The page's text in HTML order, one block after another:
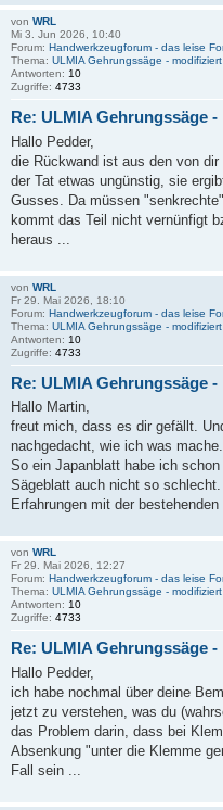
von WRL
Mi 3. Jun 2026, 10:40
Forum: Handwerkzeugforum - das leise
Thema: ULMIA Gehrungssäge - modifiziert
Antworten: 10
Zugriffe: 4733
Re: ULMIA Gehrungssäge
Hallo Pedder,
die Rückwand ist aus den von
der Tat etwas ungünstig, sie
Gusses. Da müssen
kommt das Teil nicht vernünfigt
heraus ...
von WRL
Fr 29. Mai 2026, 18:10
Forum: Handwerkzeugforum - das leise
Thema: ULMIA Gehrungssäge - modifiziert
Antworten: 10
Zugriffe: 4733
Re: ULMIA Gehrungssäge
Hallo Martin,
freut mich, dass es dir gefällt.
nachgedacht, wie ich was mache.
So ein Japanblatt habe ich
Sägeblatt auch nicht so
Erfahrungen mit der bestehenden
von WRL
Fr 29. Mai 2026, 12:27
Forum: Handwerkzeugforum - das leise
Thema: ULMIA Gehrungssäge - modifiziert
Antworten: 10
Zugriffe: 4733
Re: ULMIA Gehrungssäge
Hallo Pedder,
ich habe nochmal über deine
jetzt zu verstehen, was du
das Problem darin, dass bei
Absenkung "unter die Klemme
Fall sein ...